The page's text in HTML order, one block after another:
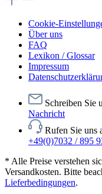
Cookie-
Über uns
FAQ
Lexikon / Glossar
Impressum
Schreiben Sie
Nachricht
Rufen Sie uns
+49(0)7032 / 895
* Alle Preise verstehen
Versandkosten. Bitte
Lieferbedingungen.